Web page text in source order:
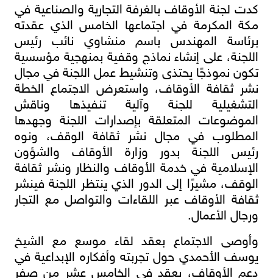
كدت لجنة الأوقاف بالغرفة التجارية والصناعية في
مكة المكرمة في اجتماعها الخامس الذي عقدته
برئاسة المهندس باسم منشاوي نائب رئيس
اللجنة، على إنشاء نماذج وقفية بمنهجية مؤسسية
تكون نموذجًا يحتذى وتنشيط عمل اللجنة في مجال
نشر ثقافة الأوقاف، واستعرض الاجتماع الخطة
التشغيلية للجنة وآلية تنفيذها وناقش
الموضوعات المتعلقة بإصدارات اللجنة وجهدها
المطلوب في مجال نشر ثقافة الوقف، ونوه
رئيس اللجنة بدور وزارة الأوقاف والشؤون
الإسلامية في خدمة الأوقاف والنظار ونشر ثقافة
الوقف، مشيرًا إلى الدور الذي ينتظر اللجنة فينشر
ثقافة الأوقاف عبر اللقاءات والتواصل مع التجار
ورجال الأعمال.
وأوصى الاجتماع بعقد لقاء موسع مع الشيخ
يوسف الأحمدي حول تجربته وأفكاره الإبداعية في
دعم الأوقاف، يعقد في الخامس عشر من صفر